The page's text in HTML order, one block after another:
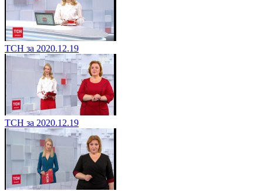
ТСН за 2020.12.19
ТСН за 2020.12.19